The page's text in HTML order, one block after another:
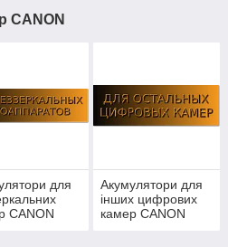
CANON
для
CANON
Акумулятори для
інших цифрових
камер CANON